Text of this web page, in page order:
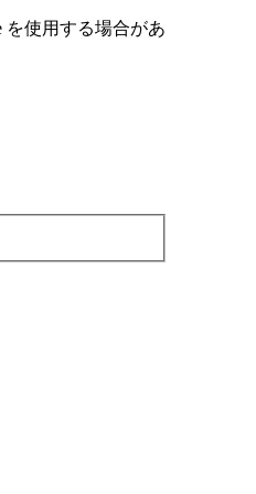
使⽤する場合があ